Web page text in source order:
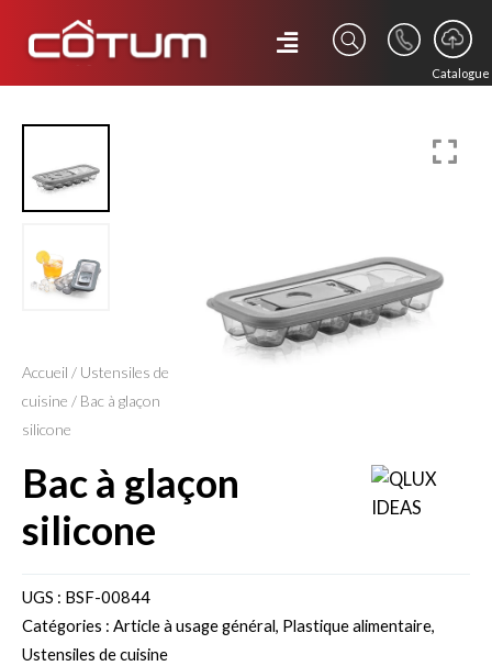
Catalogue
Accueil / Ustensiles de
cuisine / Bac à glaçon
silicone
bac à glaçon
silicone
UGS : BSF-00844
Catégories : Article à usage général, Plastique alimentaire,
Ustensiles de cuisine